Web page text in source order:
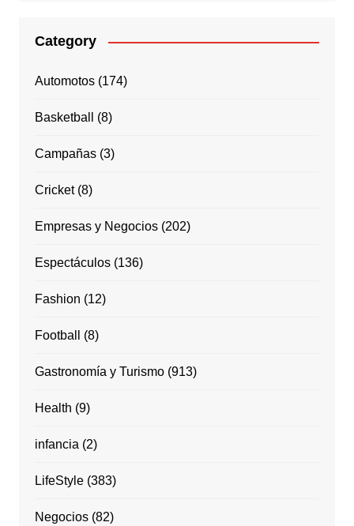
Category
Automotos(174)
Basketball (8)
Campañas(3)
Cricket(8)
Empresas y Negocios(202)
Espectáculos(136)
Fashion (12)
Football (8)
Gastronomía y Turismo(913)
Health (9)
infancia (2)
LifeStyle(383)
Negocios(82)